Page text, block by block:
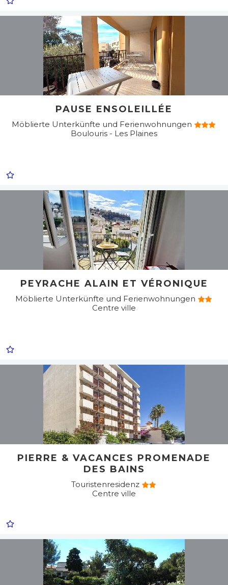
PAUSE ENSOLEILLÉE
Möblierte Unterkünfte und Ferienwohnungen
Boulouris - Les Plaines
PEYRACHE ALAIN ET VÉRONIQUE
Möblierte Unterkünfte und Ferienwohnungen
Centre ville
PIERRE & VACANCES PROMENADE
DES BAINS
Touristenresidenz
Centre ville